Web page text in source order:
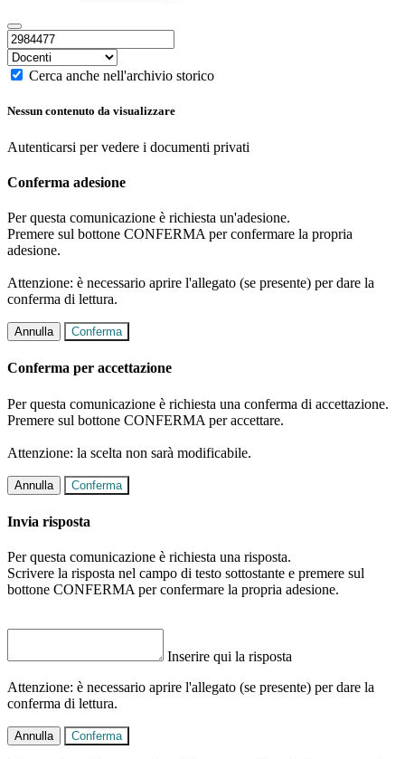
Cerca anche nell'archivio storico
Nessun contenuto da visualizzare
Autenticarsi per vedere i documenti privati
Conferma adesione
Per questa comunicazione è richiesta un'adesione.
Premere sul bottone CONFERMA per confermare la propria
adesione.
Attenzione: è necessario aprire l'allegato (se presente) per dare la
conferma di lettura.
Annulla Conferma
Conferma per accettazione
Per questa comunicazione è richiesta una conferma di accettazione.
Premere sul bottone CONFERMA per accettare.
Attenzione: la scelta non sarà modificabile.
Annulla Conferma
Invia risposta
Per questa comunicazione è richiesta una risposta.
Scrivere la risposta nel campo di testo sottostante e premere sul
bottone CONFERMA per confermare la propria adesione.
Inserire qui la risposta
Attenzione: è necessario aprire l'allegato (se presente) per dare la
conferma di lettura.
Annulla Conferma